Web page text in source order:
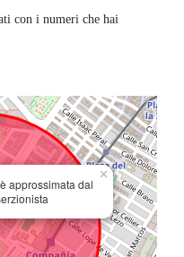
con i numeri che hai
approssimata dal
×